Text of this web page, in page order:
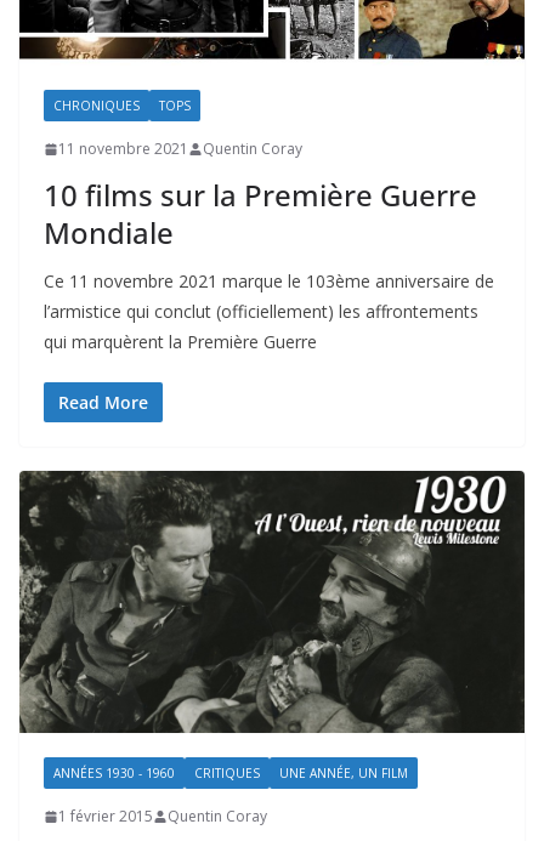
CHRONIQUES TOPS
11 novembre 2021 Quentin Coray
10 films sur la Première Guerre
Mondiale
Ce 11 novembre 2021 marque le 103ème anniversaire de
l’armistice qui conclut (officiellement) les affrontements
qui marquèrent la Première Guerre
Read More
ANNÉES 1930 - 1960 CRITIQUES UNE ANNÉE, UN FILM
1 février 2015 Quentin Coray